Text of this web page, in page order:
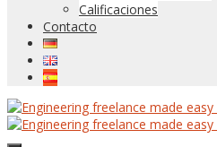
Calificaciones
Contacto